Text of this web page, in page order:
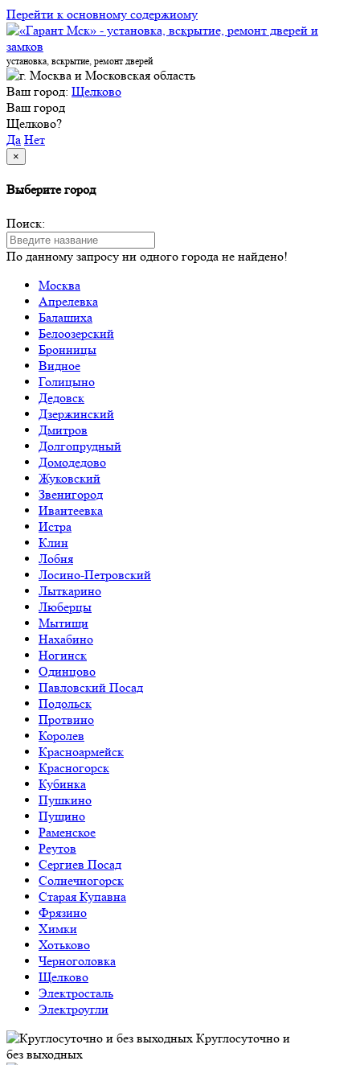
Перейти к основному содержиому
установка, вскрытие, ремонт дверей
Ваш город: Щелково
Ваш город
Щелково?
Да Нет
×
Выберите город
Поиск:
По данному запросу ни одного города не найдено!
Москва
Апрелевка
Балашиха
Белоозерский
Бронницы
Видное
Голицыно
Дедовск
Дзержинский
Дмитров
Долгопрудный
Домодедово
Жуковский
Звенигород
Ивантеевка
Истра
Клин
Лобня
Лосино-Петровский
Лыткарино
Люберцы
Мытищи
Нахабино
Ногинск
Одинцово
Павловский Посад
Подольск
Протвино
Королев
Красноармейск
Красногорск
Кубинка
Пушкино
Пущино
Раменское
Реутов
Сергиев Посад
Солнечногорск
Старая Купавна
Фрязино
Химки
Хотьково
Черноголовка
Щелково
Электросталь
Электроугли
Круглосуточно и
без выходных